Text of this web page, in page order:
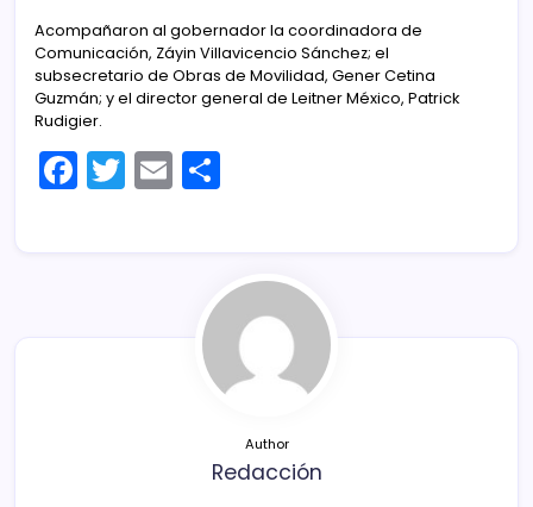
Acompañaron al gobernador la coordinadora de
Comunicación, Záyin Villavicencio Sánchez; el
subsecretario de Obras de Movilidad, Gener Cetina
Guzmán; y el director general de Leitner México, Patrick
Rudigier.
F
a
T
w
E
m
p
ar
tir
Author
Redacción